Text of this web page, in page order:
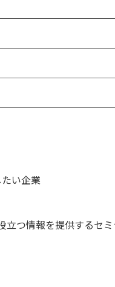
い企業
つ情報を提供するセ